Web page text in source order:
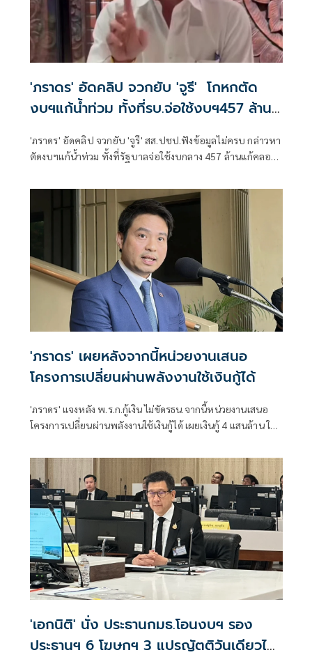
'ภราดร' อัดคลิป​ จวกยับ​ 'จูรี​' ​ โกหกตัด
งบฯแก้น้ำท่วม ทั้งที่รบ.จ่อใช้งบฯ457 ล้าน​
'ภราดร' อัดคลิป​ จวกยับ​ 'จูรี​' สส.ปชป.ฟังข้อมูลไม่ครบ​ กล่าวหา
ตัดงบฯแก้น้ำท่วม​ ทั้งที่รัฐบาลจ่อใช้งบกลาง​ 457 ล้าน​แก้คลอง
ทำไมไร้แผนแก้น้ำท่วม​ เขียนขอ 'ห้องเรียนอัจฉริยะ​ -​ เจ็ตสกี'
พร้อมถามงบสะสมเทศบาลเหลือ​ 200 ล้านเก็บไว้ทำไม​ ซัด 'คน
เก่งไม่กลัว​ กลัวคนโกหกตีหน้าเศร้าเล่าความเท็จ'
'ภราดร' เผยหลังจากนี้หน่วยงานเสนอ
โครงการเปลี่ยนผ่านพลังงานใช้เงินกู้ได้
'ภราดร' แจงหลัง พ.ร.ก.กู้เงิน ไม่ขัดรธน.จากนี้หน่วยงานเสนอ
โครงการเปลี่ยนผ่านพลังงานใช้เงินกู้ได้ เผยเงินกู้ 4 แสนล้าน ใช้
กระตุ้นเศรษฐกิจ
'เอกนิติ' นั่ง ประธานกมธ.โอนงบฯ รอง
ประธานฯ 6 โฆษกฯ 3 แปรญัตติวันเดียวไม่